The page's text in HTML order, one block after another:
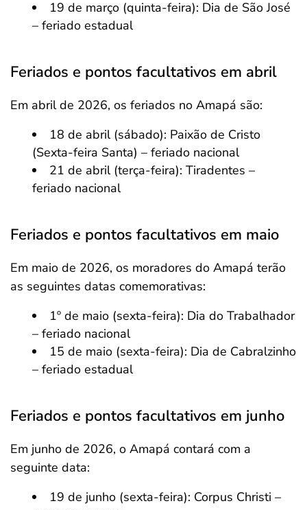
19 de março (quinta-feira): Dia de São José
– feriado estadual
Feriados e pontos facultativos em abril
Em abril de 2026, os feriados no Amapá são:
18 de abril (sábado): Paixão de Cristo
(Sexta-feira Santa) – feriado nacional
21 de abril (terça-feira): Tiradentes –
feriado nacional
Feriados e pontos facultativos em maio
Em maio de 2026, os moradores do Amapá terão
as seguintes datas comemorativas:
1º de maio (sexta-feira): Dia do Trabalhador
– feriado nacional
15 de maio (sexta-feira): Dia de Cabralzinho
– feriado estadual
Feriados e pontos facultativos em junho
Em junho de 2026, o Amapá contará com a
seguinte data:
19 de junho (sexta-feira): Corpus Christi –